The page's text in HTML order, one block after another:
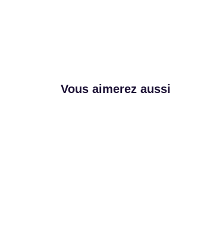
Vous aimerez aussi